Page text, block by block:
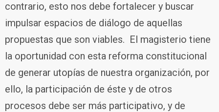
contrario, esto nos debe fortalecer y buscar
impulsar espacios de diálogo de aquellas
propuestas que son viables. El magisterio tiene
la oportunidad con esta reforma constitucional
de generar utopías de nuestra organización, por
ello, la participación de éste y de otros
procesos debe ser más participativo, y de